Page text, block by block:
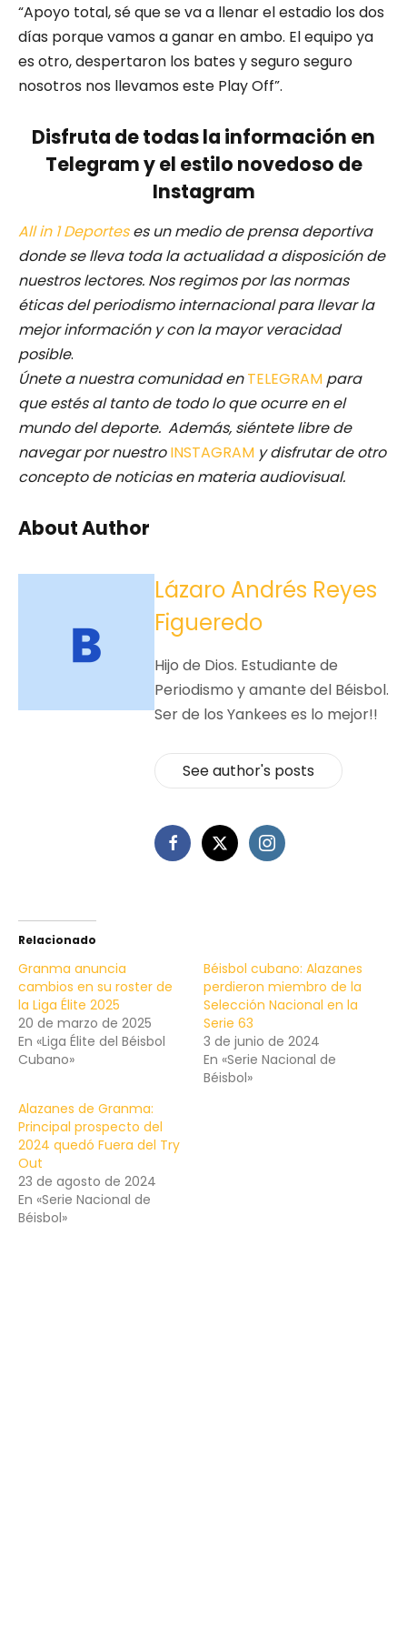
“Apoyo total, sé que se va a llenar el estadio los dos
días porque vamos a ganar en ambo. El equipo ya
es otro, despertaron los bates y seguro seguro
nosotros nos llevamos este Play Off”.
Disfruta de todas la información en
Telegram y el estilo novedoso de
Instagram
All in 1 Deporteses un medio de prensa deportiva
donde se lleva toda la actualidad a disposición de
nuestros lectores. Nos regimos por las normas
éticas del periodismo internacional para llevar la
mejor información y con la mayor veracidad
posible.
Únete a nuestra comunidad enTELEGRAM para
que estés al tanto de todo lo que ocurre en el
mundo del deporte. Además, siéntete libre de
navegar por nuestro INSTAGRAM y disfrutar de otro
concepto de noticias en materia audiovisual.
About Author
Lázaro Andrés Reyes
Figueredo
Hijo de Dios. Estudiante de
Periodismo y amante del Béisbol.
Ser de los Yankees es lo mejor!!
See author's posts
Relacionado
Granma anuncia
cambios en su roster de
la Liga Élite 2025
20 de marzo de 2025
En «Liga Élite del Béisbol
Cubano»
Béisbol cubano: Alazanes
perdieron miembro de la
Selección Nacional en la
Serie 63
3 de junio de 2024
En «Serie Nacional de
Béisbol»
Alazanes de Granma:
Principal prospecto del
2024 quedó Fuera del Try
Out
23 de agosto de 2024
En «Serie Nacional de
Béisbol»